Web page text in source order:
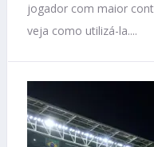
jogador com maior
veja como utilizá-la....